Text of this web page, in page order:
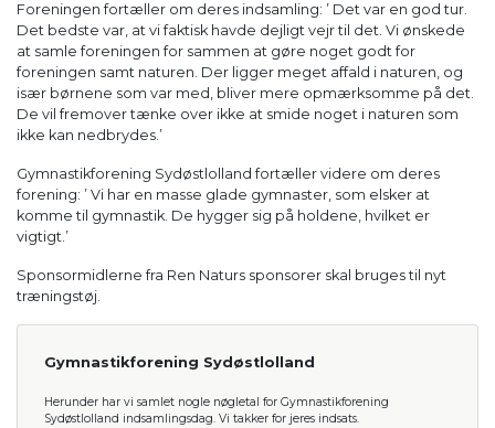
Foreningen fortæller om deres indsamling: ’ Det var en god tur.
Det bedste var, at vi faktisk havde dejligt vejr til det. Vi ønskede
at samle foreningen for sammen at gøre noget godt for
foreningen samt naturen. Der ligger meget affald i naturen, og
især børnene som var med, bliver mere opmærksomme på det.
De vil fremover tænke over ikke at smide noget i naturen som
ikke kan nedbrydes.’
Gymnastikforening Sydøstlolland fortæller videre om deres
forening: ’ Vi har en masse glade gymnaster, som elsker at
komme til gymnastik. De hygger sig på holdene, hvilket er
vigtigt.’
Sponsormidlerne fra Ren Naturs sponsorer skal bruges til nyt
træningstøj.
Gymnastikforening Sydøstlolland
Herunder har vi samlet nogle nøgletal for Gymnastikforening
Sydøstlolland indsamlingsdag. Vi takker for jeres indsats.